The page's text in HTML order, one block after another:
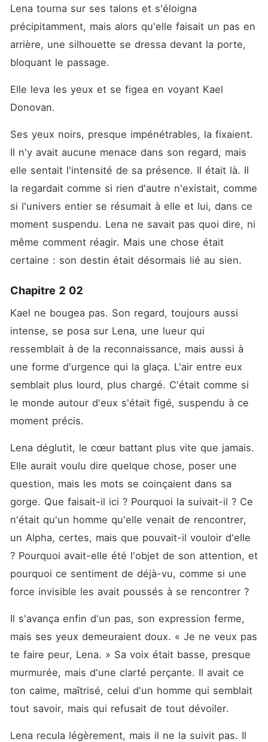
Lena tourna sur ses talons et s'éloigna
précipitamment, mais alors qu'elle faisait un pas en
arrière, une silhouette se dressa devant la porte,
bloquant le passage.
Elle leva les yeux et se figea en voyant Kael
Donovan.
Ses yeux noirs, presque impénétrables, la fixaient.
Il n'y avait aucune menace dans son regard, mais
elle sentait l'intensité de sa présence. Il était là. Il
la regardait comme si rien d'autre n'existait, comme
si l'univers entier se résumait à elle et lui, dans ce
moment suspendu. Lena ne savait pas quoi dire, ni
même comment réagir. Mais une chose était
certaine : son destin était désormais lié au sien.
Chapitre 2 02
Kael ne bougea pas. Son regard, toujours aussi
intense, se posa sur Lena, une lueur qui
ressemblait à de la reconnaissance, mais aussi à
une forme d'urgence qui la glaça. L'air entre eux
semblait plus lourd, plus chargé. C'était comme si
le monde autour d'eux s'était figé, suspendu à ce
moment précis.
Lena déglutit, le cœur battant plus vite que jamais.
Elle aurait voulu dire quelque chose, poser une
question, mais les mots se coinçaient dans sa
gorge. Que faisait-il ici ? Pourquoi la suivait-il ? Ce
n'était qu'un homme qu'elle venait de rencontrer,
un Alpha, certes, mais que pouvait-il vouloir d'elle
? Pourquoi avait-elle été l'objet de son attention, et
pourquoi ce sentiment de déjà-vu, comme si une
force invisible les avait poussés à se rencontrer ?
Il s'avança enfin d'un pas, son expression ferme,
mais ses yeux demeuraient doux. « Je ne veux pas
te faire peur, Lena. » Sa voix était basse, presque
murmurée, mais d'une clarté perçante. Il avait ce
ton calme, maîtrisé, celui d'un homme qui semblait
tout savoir, mais qui refusait de tout dévoiler.
Lena recula légèrement, mais il ne la suivit pas. Il